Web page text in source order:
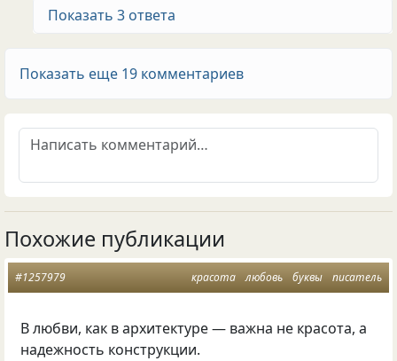
Показать 3 ответа
Показать еще 19 комментариев
Похожие публикации
красота любовь буквы писатель
#1257979
В любви, как в архитектуре — важна не красота, а
надежность конструкции.